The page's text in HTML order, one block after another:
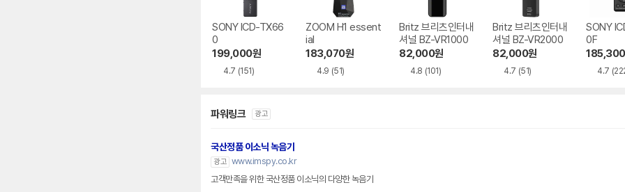
SONY ICD-TX66
0
199,000원
4.7 (151)
ZOOM H1 essent
ial
183,070원
4.9 (51)
Britz 브리츠인터내
셔널 BZ-VR1000
82,000원
4.8 (101)
Britz 브리츠인터내
셔널 BZ-VR2000
82,000원
4.7 (51)
SONY
0F
185,300
4.7
파워링크 광고
국산정품 이소닉 녹음기
광고 www.imspy.co.kr
고객만족을 위한 국산정품 이소닉의 다양한 녹음기